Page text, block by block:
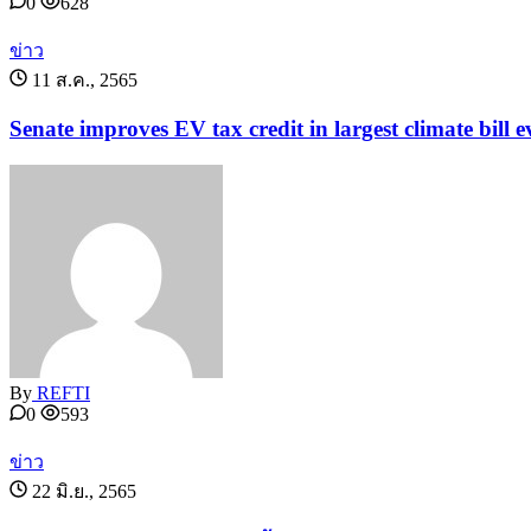
ข่าว
11 ส.ค., 2565
Senate improves EV tax credit in largest climate bill
By REFTI
0
593
ข่าว
22 มิ.ย., 2565